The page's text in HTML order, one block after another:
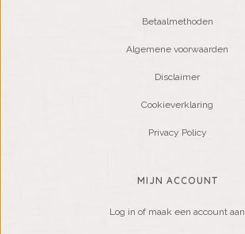
Betaalmethoden
Algemene voorwaarden
Disclaimer
Cookieverklaring
Privacy Policy
MIJN ACCOUNT
Log in of maak een account aan